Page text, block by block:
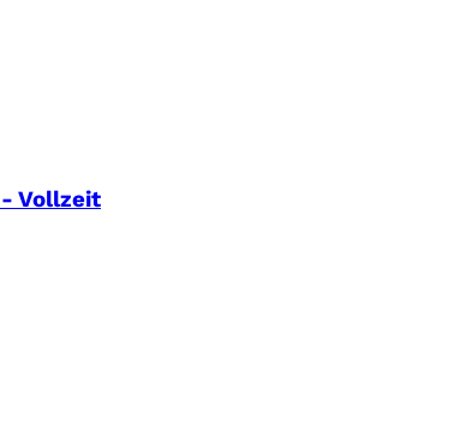
Vollzeit